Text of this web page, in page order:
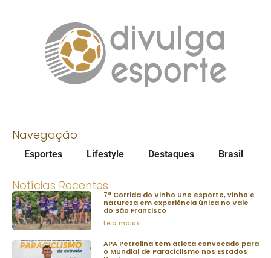
Navegação
Esportes Lifestyle Destaques Brasil
Notícias Recentes
7ª Corrida do Vinho une esporte, vinho e
natureza em experiência única no Vale
do São Francisco
Leia mais »
APA Petrolina tem atleta convocado para
o Mundial de Paraciclismo nos Estados